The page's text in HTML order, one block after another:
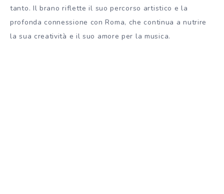
tanto. Il brano riflette il suo percorso artistico e la
profonda connessione con Roma, che continua a nutrire
la sua creatività e il suo amore per la musica.